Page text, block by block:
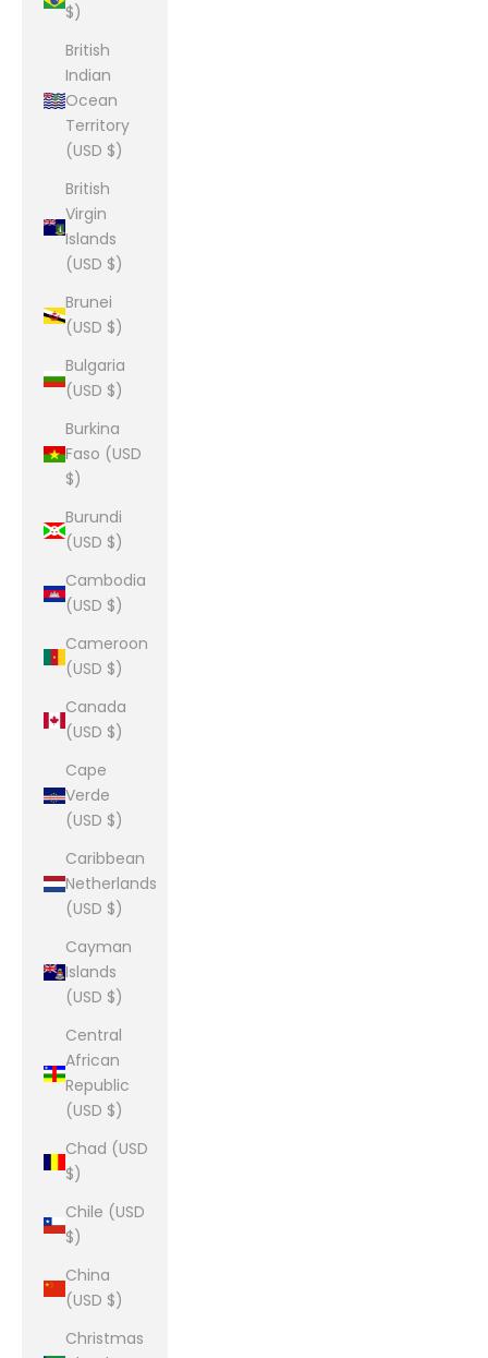
$)
British
Indian
Ocean
Territory
(USD $)
British
Virgin
Islands
(USD $)
Brunei
(USD $)
Bulgaria
(USD $)
Burkina
Faso (USD
$)
Burundi
(USD $)
Cambodia
(USD $)
Cameroon
(USD $)
Canada
(USD $)
Cape
Verde
(USD $)
Caribbean
Netherlands
(USD $)
Cayman
Islands
(USD $)
Central
African
Republic
(USD $)
Chad (USD
$)
Chile (USD
$)
China
(USD $)
Christmas